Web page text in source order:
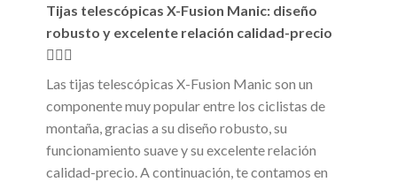
Tijas telescópicas X-Fusion Manic: diseño
robusto y excelente relación calidad-precio
🚴‍♂️✨
Las tijas telescópicas X-Fusion Manic son un
componente muy popular entre los ciclistas de
montaña, gracias a su diseño robusto, su
funcionamiento suave y su excelente relación
calidad-precio. A continuación, te contamos en